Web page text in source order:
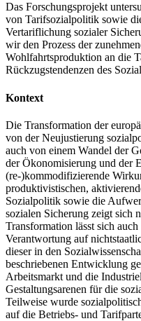
Das Forschungsprojekt
von Tarifsozialpolitik sowie
Vertariflichung sozialer
wir den Prozess der
Wohlfahrtsproduktion an die
Rückzugstendenzen des
Kontext
Die Transformation der
von der Neujustierung
auch von einem Wandel der
der Ökonomisierung und der
(re-)kommodifizierende
produktivistischen,
Sozialpolitik sowie die
sozialen Sicherung zeigt sich
Transformation lässt sich
Verantwortung auf
dieser in den
beschriebenen Entwicklung
Arbeitsmarkt und die
Gestaltungsarenen für die
Teilweise wurde
auf die Betriebs- und